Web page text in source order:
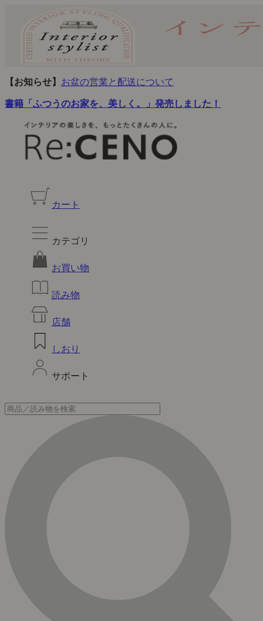
【お知らせ】 お盆の営業と配送について
書籍「ふつうのお家を、美しく。」発売しました！
カート
カテゴリ
お買い物
読み物
店舗
しおり
サポート